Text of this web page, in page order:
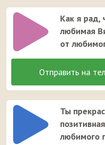
Как я рад,
любимая
от
Ты
любимого